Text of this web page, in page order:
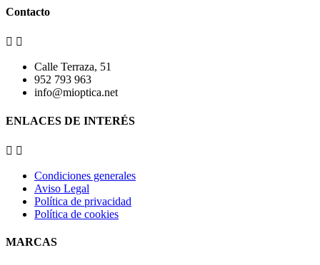
Contacto
 
Calle Terraza, 51
952 793 963
info@mioptica.net
ENLACES DE INTERÉS
 
Condiciones generales
Aviso Legal
Política de privacidad
Política de cookies
MARCAS